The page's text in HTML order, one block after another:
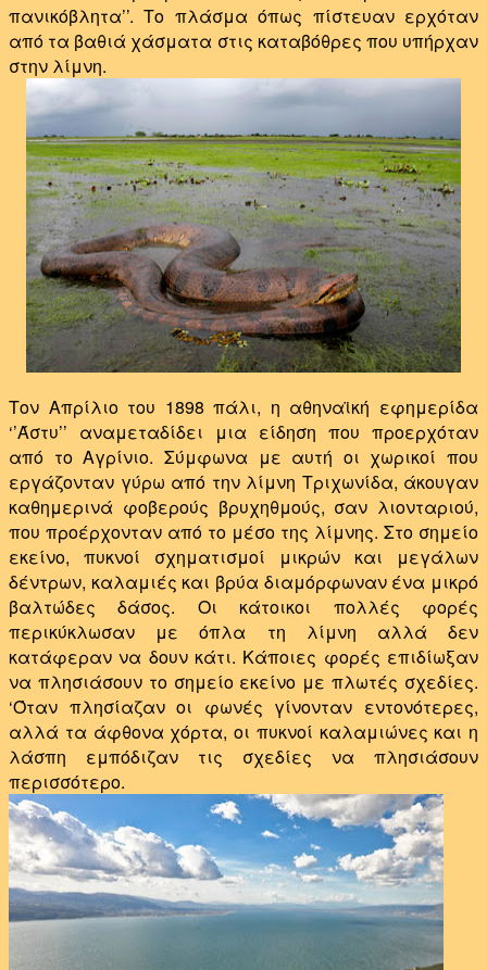
πανικόβλητα’’. Το πλάσμα όπως πίστευαν ερχόταν
από τα βαθιά χάσματα στις καταβόθρες που υπήρχαν
στην λίμνη.
Τον Απρίλιο του 1898 πάλι, η αθηναϊκή εφημερίδα
‘’Άστυ’’ αναμεταδίδει μια είδηση που προερχόταν
από το Αγρίνιο. Σύμφωνα με αυτή οι χωρικοί που
εργάζονταν γύρω από την λίμνη Τριχωνίδα, άκουγαν
καθημερινά φοβερούς βρυχηθμούς, σαν λιονταριού,
που προέρχονταν από το μέσο της λίμνης. Στο σημείο
εκείνο, πυκνοί σχηματισμοί μικρών και μεγάλων
δέντρων, καλαμιές και βρύα διαμόρφωναν ένα μικρό
βαλτώδες δάσος. Οι κάτοικοι πολλές φορές
περικύκλωσαν με όπλα τη λίμνη αλλά δεν
κατάφεραν να δουν κάτι. Κάποιες φορές επιδίωξαν
να πλησιάσουν το σημείο εκείνο με πλωτές σχεδίες.
‘Όταν πλησίαζαν οι φωνές γίνονταν εντονότερες,
αλλά τα άφθονα χόρτα, οι πυκνοί καλαμιώνες και η
λάσπη εμπόδιζαν τις σχεδίες να πλησιάσουν
περισσότερο.